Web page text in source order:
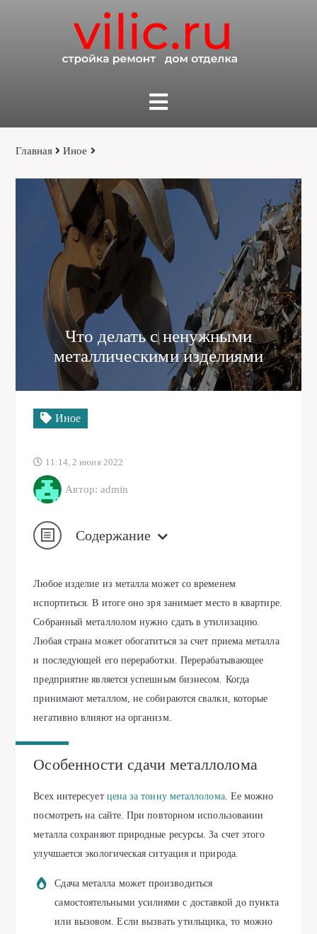
Главная Иное
Что делать с ненужными
металлическими изделиями
Иное
11:14, 2 июня 2022
Автор: admin
Содержание
Любое изделие из металла может со временем
испортиться. В итоге оно зря занимает место в квартире.
Собранный металлолом нужно сдать в утилизацию.
Любая страна может обогатиться за счет приема металла
и последующей его переработки. Перерабатывающее
предприятие является успешным бизнесом. Когда
принимают металлом, не собираются свалки, которые
негативно влияют на организм.
Особенности сдачи металлолома
Всех интересует цена за тонну металлолома. Ее можно
посмотреть на сайте. При повторном использовании
металла сохраняют природные ресурсы. За счет этого
улучшается экологическая ситуация и природа.
Сдача металла может производиться
самостоятельными усилиями с доставкой до пункта
или вызовом. Если вызвать утильщика, то можно